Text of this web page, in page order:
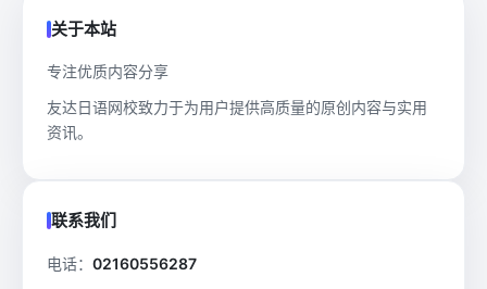
关于本站
专注优质内容分享
友达日语网校致力于为用户提供高质量的原创内容与实用
资讯。
联系我们
电话： 02160556287